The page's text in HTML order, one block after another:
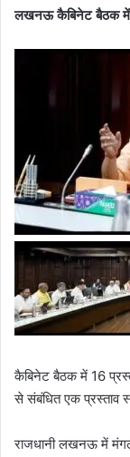
लखनऊ कैबिनेट बैठक में
कैबिनेट बैठक में 16
से संबंधित एक प्रस्ताव
राजधानी लखनऊ में